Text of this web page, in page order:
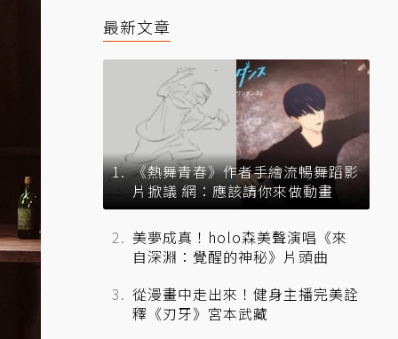
最新文章
《熱舞青春》作者手繪流暢舞蹈影
片掀議 網：應該請你來做動畫
美夢成真！holo森美聲演唱《來
自深淵：覺醒的神秘》片頭曲
從漫畫中走出來！健身主播完美詮
釋《刃牙》宮本武藏